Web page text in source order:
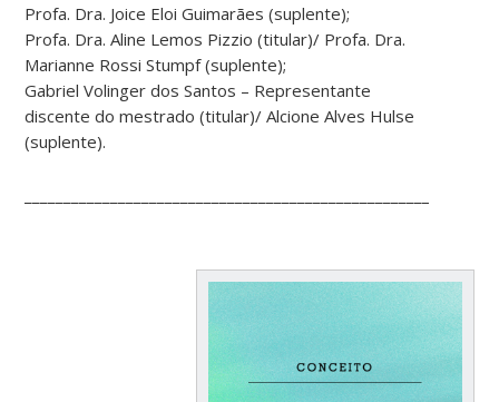
Profa. Dra. Joice Eloi Guimarães (suplente);
Profa. Dra. Aline Lemos Pizzio (titular)/ Profa. Dra.
Marianne Rossi Stumpf (suplente);
Gabriel Volinger dos Santos – Representante
discente do mestrado (titular)/ Alcione Alves Hulse
(suplente).